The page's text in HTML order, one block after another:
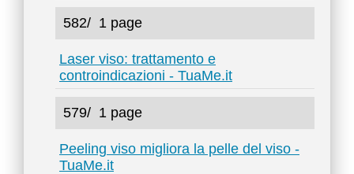
582/ 1 page
Laser viso: trattamento e
controindicazioni - TuaMe.it
579/ 1 page
Peeling viso migliora la pelle del viso -
TuaMe.it